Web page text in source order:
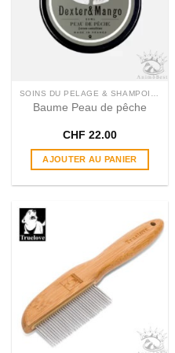
peuvent
être
choisies
sur
page
du
Baume Peau de pêche
CHF 22.00
AJOUTER AU PANIER